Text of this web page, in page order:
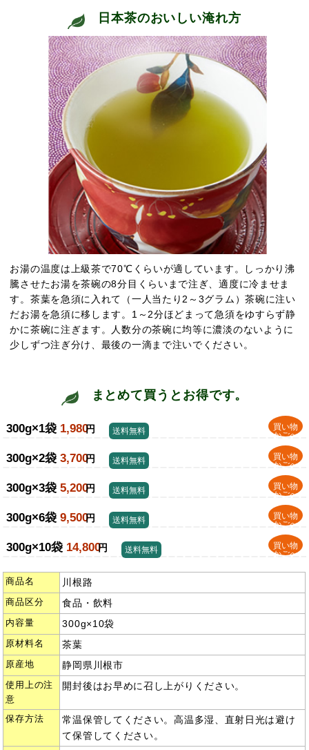
日本茶のおいしい淹れ方
お湯の温度は上級茶で70℃くらいが適しています。しっかり沸
騰させたお湯を茶碗の8分目くらいまで注ぎ、適度に冷ませま
す。茶葉を急須に入れて（一人当たり2～3グラム）茶碗に注い
だお湯を急須に移します。1～2分ほどまって急須をゆすらず静
かに茶碗に注ぎます。人数分の茶碗に均等に濃淡のないように
少しずつ注ぎ分け、最後の一滴まで注いでください。
まとめて買うとお得です。
300g×1袋 1,980円
買い物
かごへ
送料無料
300g×2袋 3,700円
買い物
かごへ
送料無料
300g×3袋 5,200円
買い物
かごへ
送料無料
300g×6袋 9,500円
買い物
かごへ
送料無料
300g×10袋 14,800円
買い物
かごへ
送料無料
商品名 川根路
商品区分 食品・飲料
内容量 300g×10袋
原材料名 茶葉
原産地 静岡県川根市
使用上の注
意
開封後はお早めに召し上がりください。
保存方法
常温保管してください。高温多湿、直射日光は避け
て保管してください。